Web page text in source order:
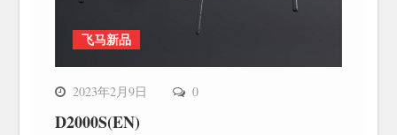
飞马新品
2023年2月9日 0
D2000S(EN)